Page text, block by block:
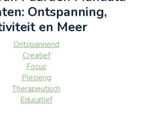
Ontspanning,
en Meer
Ontspannend
Creatief
Focus
Plezierig
Therapeutisch
Educatief